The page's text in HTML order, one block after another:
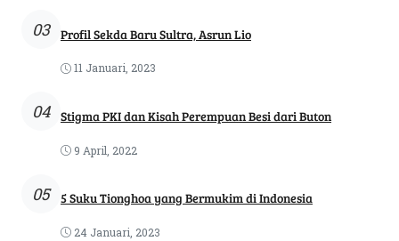
03 Profil Sekda Baru Sultra, Asrun Lio
11 Januari, 2023
04 Stigma PKI dan Kisah Perempuan Besi dari Buton
9 April, 2022
05 5 Suku Tionghoa yang Bermukim di Indonesia
24 Januari, 2023